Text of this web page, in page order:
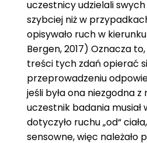
uczestnicy udzielali
szybciej niż w
opisywało ruch w
Bergen, 2017) Oznacza
treści tych zdań opierać
przeprowadzeniu
jeśli była ona niezgodna
uczestnik badania
dotyczyło ruchu „od“
sensowne, więc należało